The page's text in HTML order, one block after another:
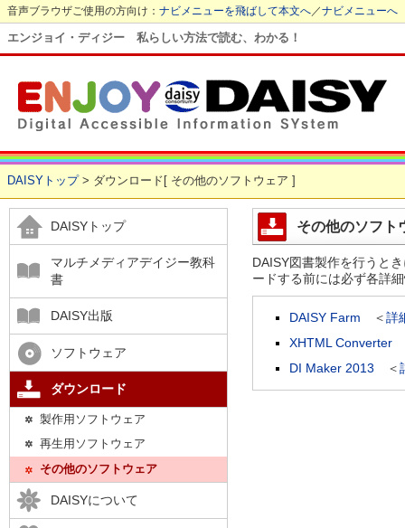
音声ブラウザご使用の方向け： ナビメニューを飛ばして本文へ ／ナビメニューへ
エンジョイ・ディジー 私らしい方法で読む、わかる！
DAISYトップ> ダウンロード[ その他のソフトウェア ]
DAISYトップ
マルチメディアデイジー教科
書
DAISY出版
ソフトウェア
ダウンロード
製作用ソフトウェア
再生用ソフトウェア
その他のソフトウェア
DAISYについて
その他のソフト
DAISY図書製作を行うと
ードする前には必ず各詳
DAISY Farm ＜詳
XHTML Converter
DI Maker 2013 ＜